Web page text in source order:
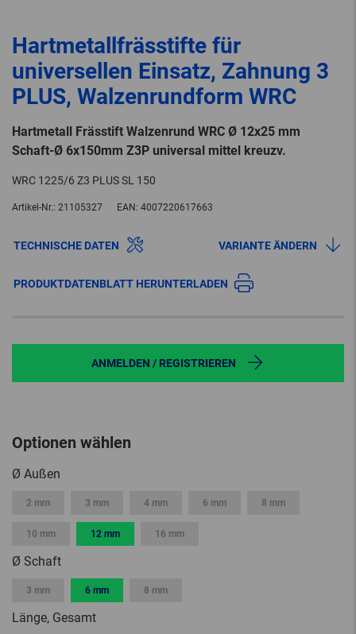
Hartmetallfrässtifte für
universellen Einsatz, Zahnung 3
PLUS, Walzenrundform WRC
Hartmetall Frässtift Walzenrund WRC Ø 12x25 mm
Schaft-Ø 6x150mm Z3P universal mittel kreuzv.
WRC 1225/6 Z3 PLUS SL 150
Artikel-Nr.: 21105327 EAN: 4007220617663
TECHNISCHE DATEN VARIANTE ÄNDERN
PRODUKTDATENBLATT HERUNTERLADEN
ANMELDEN / REGISTRIEREN
Optionen wählen
Ø Außen
2 mm 3 mm 4 mm 6 mm 8 mm
10 mm 12 mm 16 mm
Ø Schaft
3 mm 6 mm 8 mm
Länge, Gesamt